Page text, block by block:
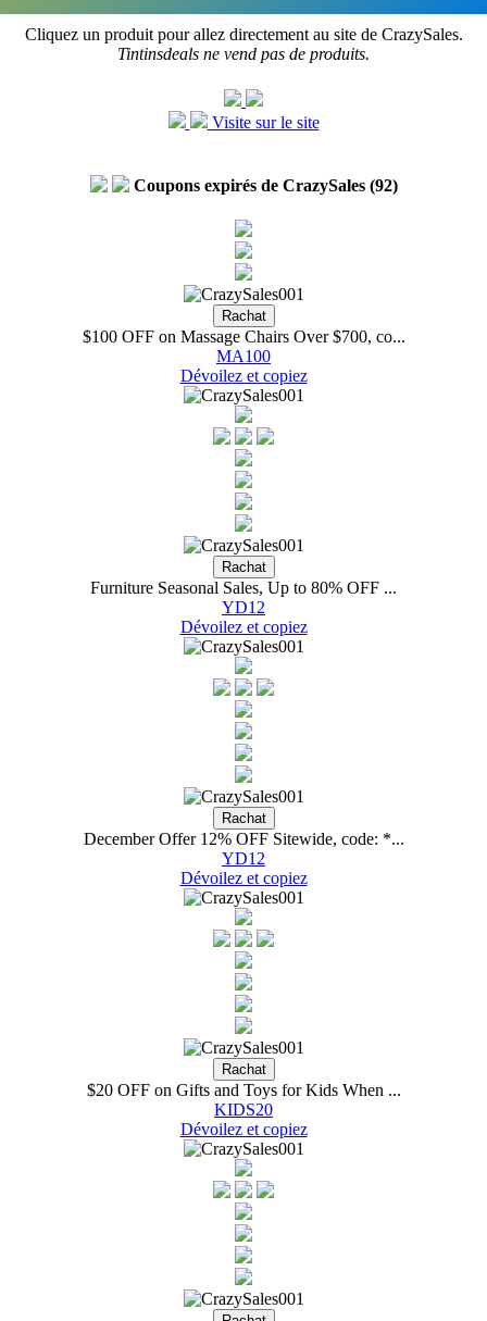
Cliquez un produit pour allez directement au site de CrazySales.
Tintinsdeals ne vend pas de produits.
Visite sur le site
Coupons expirés de CrazySales (92)
$100 OFF on Massage Chairs Over $700, co...
MA100
Dévoilez et copiez
Furniture Seasonal Sales, Up to 80% OFF ...
YD12
Dévoilez et copiez
December Offer 12% OFF Sitewide, code: *...
YD12
Dévoilez et copiez
$20 OFF on Gifts and Toys for Kids When ...
KIDS20
Dévoilez et copiez